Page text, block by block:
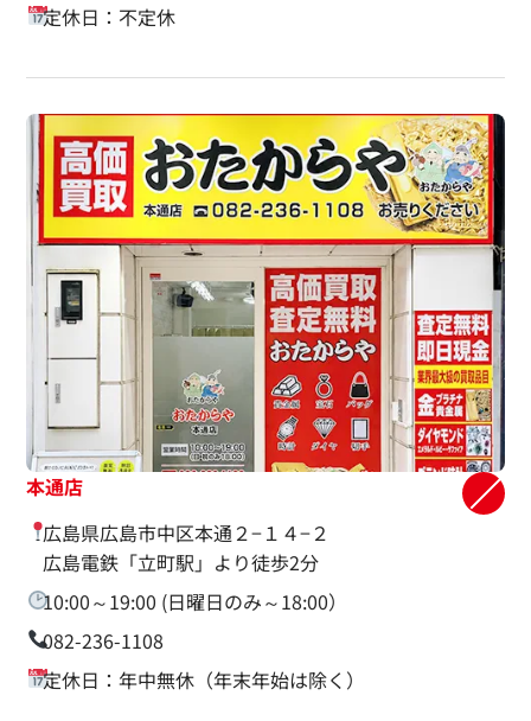
定休日：不定休
本通店
広島県広島市中区本通２−１４−２
広島電鉄「立町駅」より徒歩2分
10:00～19:00 (日曜日のみ～18:00）
082-236-1108
定休日：年中無休（年末年始は除く）